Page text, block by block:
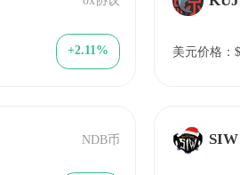
+2.11%
NDB币
美元价格：
SIW